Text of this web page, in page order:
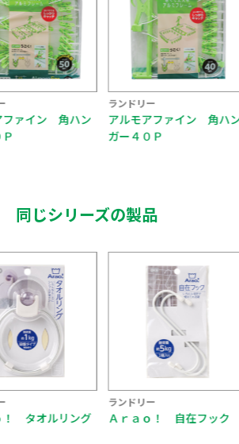
アルモアファイン 角ハン
アルモア
同じシリーズの製品
オルリング
ランドリー
Ａｒａｏ！ 自在フック